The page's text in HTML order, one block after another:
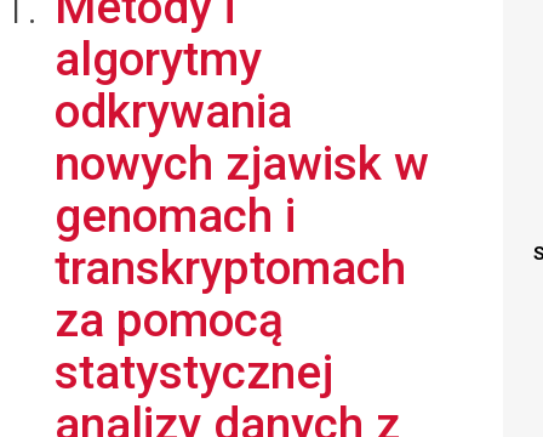
algorytmy
odkrywania
nowych zjawisk w
genomach i
transkryptomach
za pomocą
statystycznej
analizy danych z